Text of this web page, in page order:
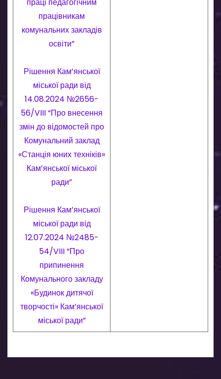
працівникам
комунальних закладів
освіти”
Рішення Кам’янської
міської ради від
14.08.2024 №2656-
56/VIII “Про внесення
змін до відомостей про
Комунальний заклад
«Станція юних техніків»
Кам’янської міської
ради”
Рішення Кам’янської
міської ради від
12.07.2024 №2485-
54/VIII “Про
припинення
Комунального закладу
«Будинок дитячої
творчості» Кам’янської
міської ради”